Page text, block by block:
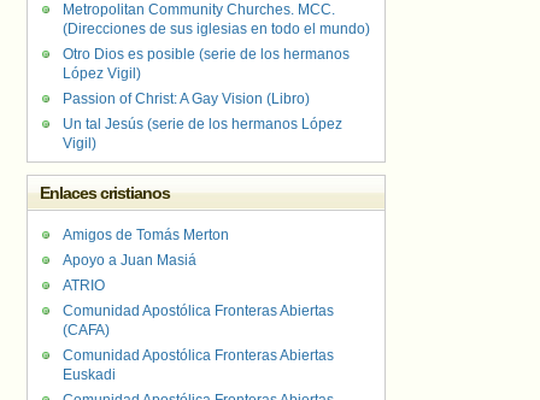
Metropolitan Community Churches. MCC.
(Direcciones de sus iglesias en todo el mundo)
Otro Dios es posible (serie de los hermanos
López Vigil)
Passion of Christ: A Gay Vision (Libro)
Un tal Jesús (serie de los hermanos López
Vigil)
Enlaces cristianos
Amigos de Tomás Merton
Apoyo a Juan Masiá
ATRIO
Comunidad Apostólica Fronteras Abiertas
(CAFA)
Comunidad Apostólica Fronteras Abiertas
Euskadi